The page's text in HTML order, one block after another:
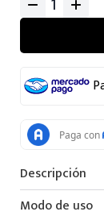
Descripción
Modo de uso